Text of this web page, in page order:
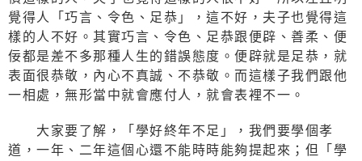
覺得人「巧言、令色、足恭」，這不好，夫子也覺得這
樣的人不好。其實巧言、令色、足恭跟便辟、善柔、便
佞都是差不多那種人生的錯誤態度。便辟就是足恭，就
表面很恭敬，內心不真誠、不恭敬。而這樣子我們跟他
一相處，無形當中就會應付人，就會表裡不一。
大家要了解，「學好終年不足」，我們要學個孝
道，一年、二年這個心還不能時時能夠提起來；但「學